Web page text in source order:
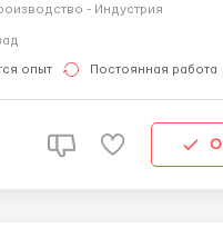
(листовий...
- Индустрия
опыт Постоянная работа